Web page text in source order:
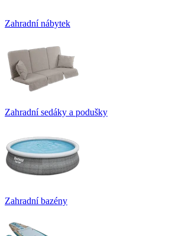
Zahradní nábytek
Zahradní sedáky a podušky
Zahradní bazény